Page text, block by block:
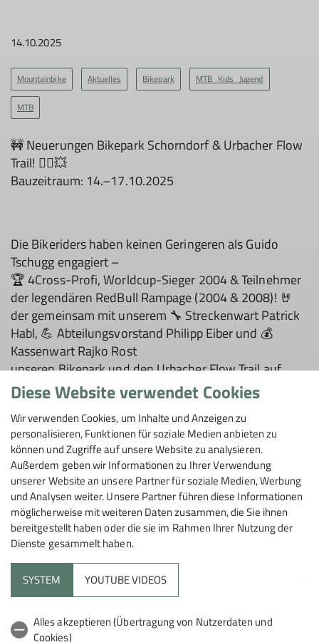
14.10.2025
Mountainbike Aktuelles Bikepark MTB_Kids_Jugend
MTB
🚧 Neuerungen Bikepark Schorndorf & Urbacher Flow
Trail! 🚵‍♂️💥
Bauzeitraum: 14.–17.10.2025
Die Bikeriders haben keinen Geringeren als Guido
Tschugg engagiert –
🏆 4Cross-Profi, Worldcup-Sieger 2004 & Teilnehmer
der legendären RedBull Rampage (2004 & 2008)! 🤘
der gemeinsam mit unserem 🔧 Streckenwart Patrick
Habl, 💪 Abteilungsvorstand Philipp Eiber und 💰
Kassenwart Rajko Rost
unseren Bikepark und den Urbacher Flow Trail auf
Vordermann gebracht hat! 🙌
🎯 Ziele der Aktion waren im Bikepark à verbesserte
Table-Line & optimierte Anfahrt für alle Lines Flow Trail
à Fokus auf besseres Wassermanagement 💧
Die 💶 Finanzierung wurde für den Bikepark über
Vereinsgelder gestemmt und für den Flow Trail Urbach
durch Unterstützung der Gemeinde Urbach realisieren
können.
Danke an Heiko Busse & Alexander Brauch für die
Hilfe & Engagement! 🙏
Nach dem ersten Training der Kids im Bikepark
Herz auf! So viel Freude & Spaß. Das Training war easy.
Diese Website verwendet Cookies
Wir verwenden Cookies, um Inhalte und Anzeigen zu
personalisieren, Funktionen für soziale Medien anbieten zu
können und Zugriffe auf unsere Website zu analysieren.
Außerdem geben wir Informationen zu Ihrer Verwendung
unserer Website an unsere Partner für soziale Medien, Werbung
und Analysen weiter. Unsere Partner führen diese Informationen
möglicherweise mit weiteren Daten zusammen, die Sie ihnen
bereitgestellt haben oder die sie im Rahmen Ihrer Nutzung der
Dienste gesammelt haben.
SYSTEM YOUTUBE VIDEOS
Alles akzeptieren (Übertragung von Nutzerdaten und
Cookies)